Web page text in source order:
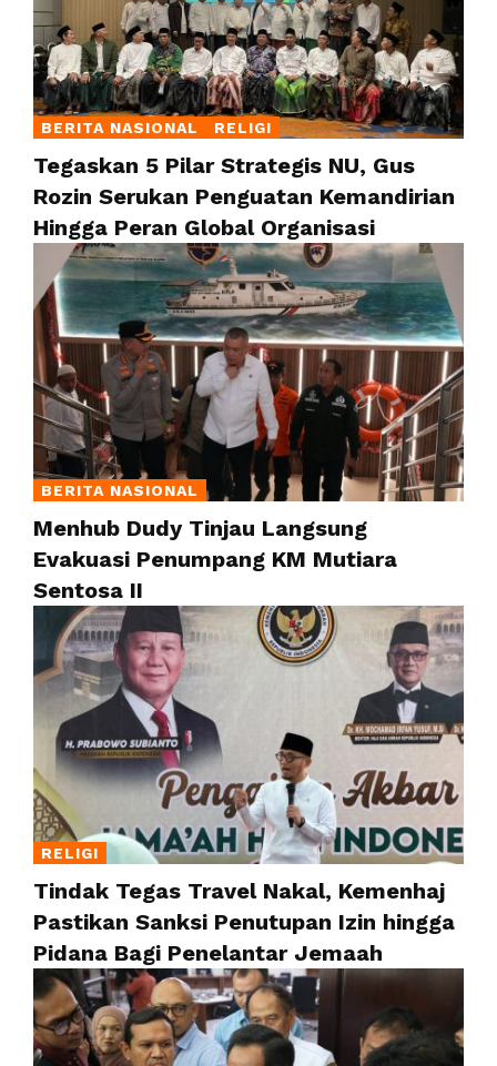
BERITA NASIONAL RELIGI
Tegaskan 5 Pilar Strategis NU, Gus
Rozin Serukan Penguatan Kemandirian
Hingga Peran Global Organisasi
BERITA NASIONAL
Menhub Dudy Tinjau Langsung
Evakuasi Penumpang KM Mutiara
Sentosa II
RELIGI
Tindak Tegas Travel Nakal, Kemenhaj
Pastikan Sanksi Penutupan Izin hingga
Pidana Bagi Penelantar Jemaah